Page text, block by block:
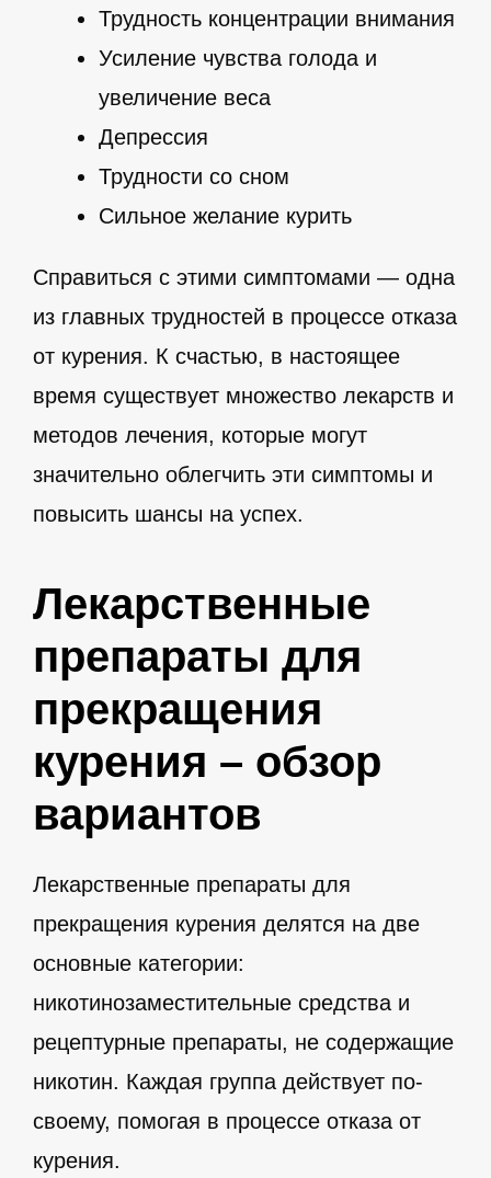
Трудность концентрации внимания
Усиление чувства голода и
увеличение веса
Депрессия
Трудности со сном
Сильное желание курить
Справиться с этими симптомами — одна
из главных трудностей в процессе отказа
от курения. К счастью, в настоящее
время существует множество лекарств и
методов лечения, которые могут
значительно облегчить эти симптомы и
повысить шансы на успех.
Лекарственные
препараты для
прекращения
курения – обзор
вариантов
Лекарственные препараты для
прекращения курения делятся на две
основные категории:
никотинозаместительные средства и
рецептурные препараты, не содержащие
никотин. Каждая группа действует по-
своему, помогая в процессе отказа от
курения.